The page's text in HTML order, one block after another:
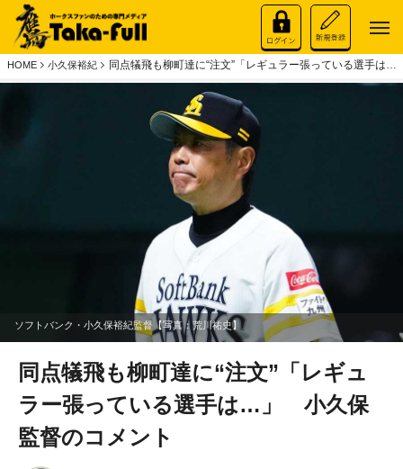
HOME 小久保裕紀 同点犠飛も柳町達に“注文”「レギュラー張っている選手は
ソフトバンク・小久保裕紀監督【写真：荒川祐史】
同点犠飛も柳町達に“注文”「レギュ
ラー張っている選手は…」 小久保
監督のコメント